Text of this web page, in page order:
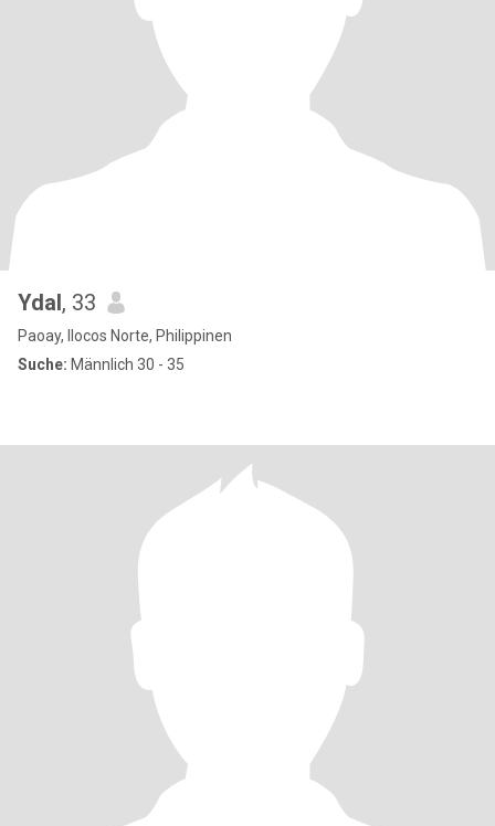
Ydal, 33
Paoay, Ilocos Norte, Philippinen
Suche: Männlich 30 - 35